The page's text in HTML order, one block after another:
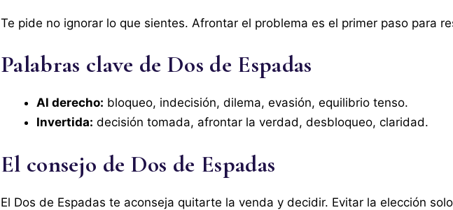
Te pide no ignorar lo que sientes. Afrontar el problema es el primer paso para
Palabras clave de Dos de Espadas
Al derecho: bloqueo, indecisión, dilema, evasión, equilibrio tenso.
Invertida: decisión tomada, afrontar la verdad, desbloqueo, claridad.
El consejo de Dos de Espadas
El Dos de Espadas te aconseja quitarte la venda y decidir. Evitar la elección